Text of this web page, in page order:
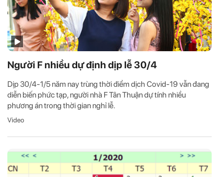
Người F nhiều dự định dịp lễ 30/4
Dịp 30/4-1/5 năm nay trùng thời điểm dịch Covid-19 vẫn đang
diễn biến phức tạp, người nhà F Tân Thuận dự tính nhiều
phương án trong thời gian nghỉ lễ.
Video